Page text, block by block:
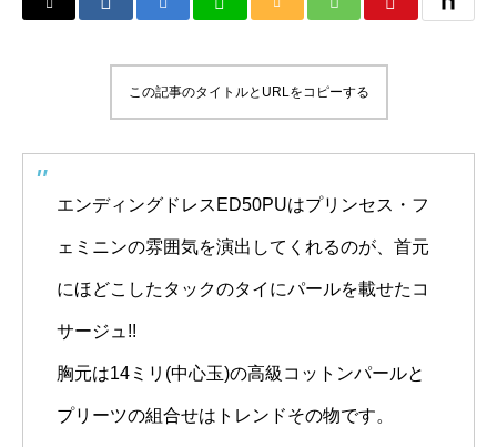
この記事のタイトルとURLをコピーする
エンディングドレスED50PUはプリンセス・フ
ェミニンの雰囲気を演出してくれるのが、首元
にほどこしたタックのタイにパールを載せたコ
サージュ!!
胸元は14ミリ(中心玉)の高級コットンパールと
プリーツの組合せはトレンドその物です。